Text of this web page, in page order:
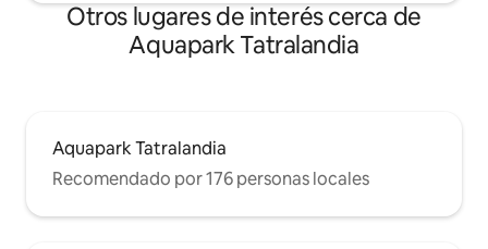
Otros lugares de interés cerca de
Aquapark Tatralandia
Aquapark Tatralandia
Recomendado por 176 personas locales